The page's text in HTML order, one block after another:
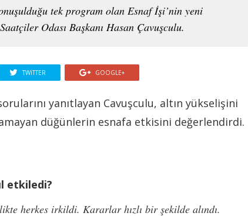
tek program olan Esnaf İşi’nin yeni
Odası Başkanı Hasan Çavuşculu.
TWITTER GOOGLE+
yanıtlayan Cavuşculu, altın yükselişini
düğünlerin esnafa etkisini değerlendirdi.
etkiledi?
herkes irkildi. Kararlar hızlı bir şekilde alındı.